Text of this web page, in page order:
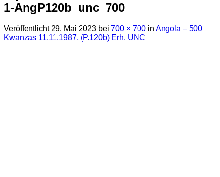
1-AngP120b_unc_700
Veröffentlicht 29. Mai 2023 bei 700 × 700 in Angola – 500
Kwanzas 11.11.1987, (P.120b) Erh. UNC